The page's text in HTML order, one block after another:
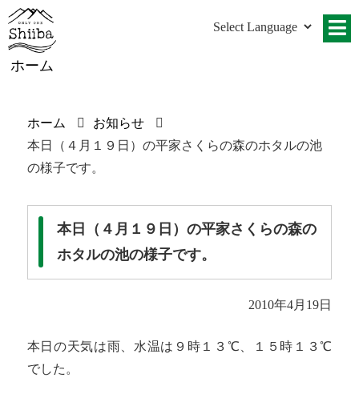
ホーム
ホーム
お知らせ
本日（４月１９日）の平家さくらの森のホタルの池
の様子です。
本日（４月１９日）の平家さくらの森の
ホタルの池の様子です。
2010年4月19日
本日の天気は雨、水温は９時１３℃、１５時１３℃
でした。